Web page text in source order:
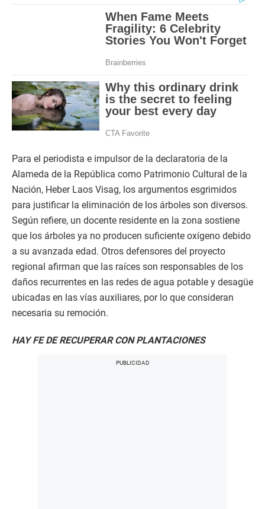
Para el periodista e impulsor de la declaratoria de la
Alameda de la República como Patrimonio Cultural de la
Nación, Heber Laos Visag, los argumentos esgrimidos
para justificar la eliminación de los árboles son diversos.
Según refiere, un docente residente en la zona sostiene
que los árboles ya no producen suficiente oxígeno debido
a su avanzada edad. Otros defensores del proyecto
regional afirman que las raíces son responsables de los
daños recurrentes en las redes de agua potable y desagüe
ubicadas en las vías auxiliares, por lo que consideran
necesaria su remoción.
HAY FE DE RECUPERAR CON PLANTACIONES